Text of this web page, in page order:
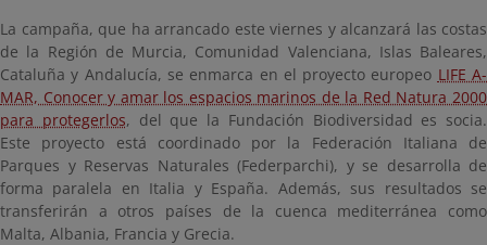
La campaña, que ha arrancado este viernes y alcanzará las costas
de la Región de Murcia, Comunidad Valenciana, Islas Baleares,
Cataluña y Andalucía, se enmarca en el proyecto europeo LIFE A-
MAR, Conocer y amar los espacios marinos de la Red Natura 2000
para protegerlos, del que la Fundación Biodiversidad es socia.
Este proyecto está coordinado por la Federación Italiana de
Parques y Reservas Naturales (Federparchi), y se desarrolla de
forma paralela en Italia y España. Además, sus resultados se
transferirán a otros países de la cuenca mediterránea como
Malta, Albania, Francia y Grecia.